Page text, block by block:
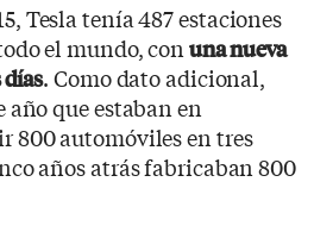
Tesla tenía 487 estaciones
el mundo, conuna nueva
. Como dato adicional,
año que estaban en
800 automóviles en tres
años atrás fabricaban 800